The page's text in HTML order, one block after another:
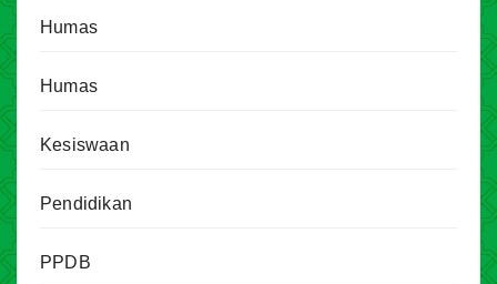
Humas
Humas
Kesiswaan
Pendidikan
PPDB